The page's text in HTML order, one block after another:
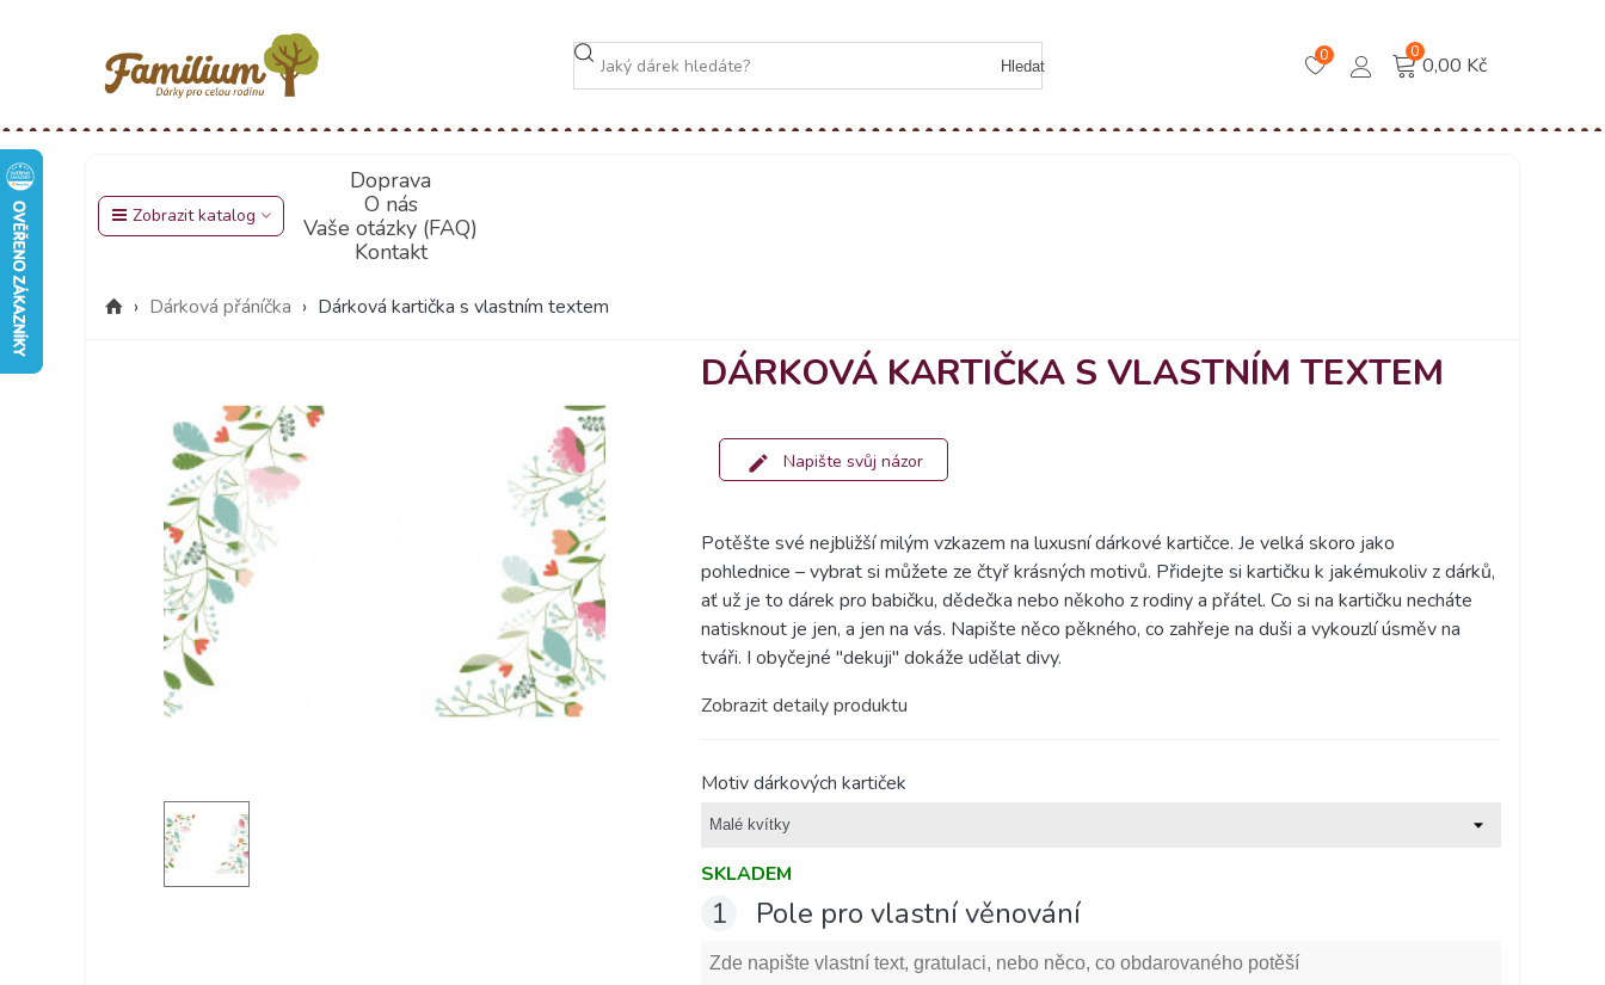
Hledat
0 0
0,00 Kč
Zobrazit katalog
Doprava
O nás
Vaše otázky (FAQ)
Kontakt
› Dárková přáníčka › Dárková kartička s vlastním textem
DÁRKOVÁ KARTIČKA S VLASTNÍM TEXTEM
Napište svůj názor
Potěšte své nejbližší milým vzkazem na luxusní dárkové kartičce. Je velká skoro jako
pohlednice – vybrat si můžete ze čtyř krásných motivů. Přidejte si kartičku k jakémukoliv z dárků,
ať už je to dárek pro babičku, dědečka nebo někoho z rodiny a přátel. Co si na kartičku necháte
natisknout je jen, a jen na vás. Napište něco pěkného, co zahřeje na duši a vykouzlí úsměv na
tváři. I obyčejné "dekuji" dokáže udělat divy.
Zobrazit detaily produktu
Motiv dárkových kartiček
SKLADEM
1 Pole pro vlastní věnování